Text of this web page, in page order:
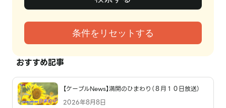
おすすめ記事
【ケーブルNews】満開のひまわり（８月１０日放送）
2026年8月8日